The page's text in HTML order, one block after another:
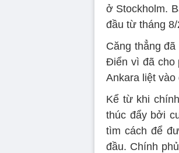
ở Stockholm.
đầu từ tháng
Căng thẳng
Điển vì đã cho
Ankara liệt
Kể từ khi
thúc đẩy bởi
tìm cách để
đầu. Chính